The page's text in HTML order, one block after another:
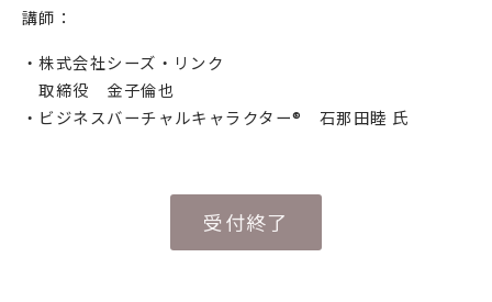
講師：
・株式会社シーズ・リンク
取締役 金子倫也
・ビジネスバーチャルキャラクター®️ 石那田睦 氏
受付終了